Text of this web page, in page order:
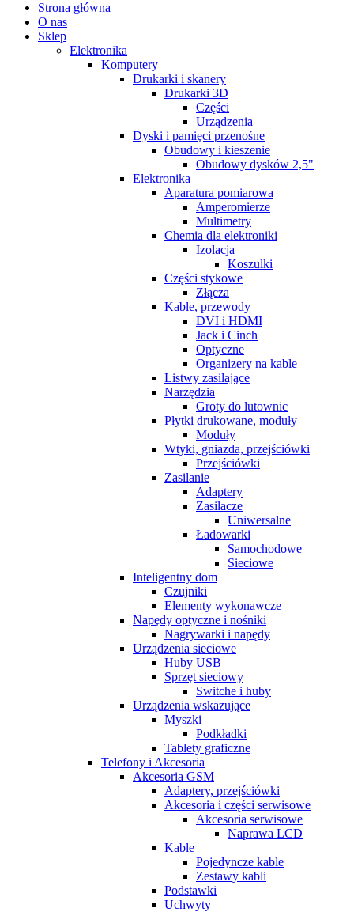
Strona główna
O nas
Sklep
Elektronika
Komputery
Drukarki i skanery
Drukarki 3D
Części
Urządzenia
Dyski i pamięci przenośne
Obudowy i kieszenie
Obudowy dysków 2,5"
Elektronika
Aparatura pomiarowa
Amperomierze
Multimetry
Chemia dla elektroniki
Izolacja
Koszulki
Części stykowe
Złącza
Kable, przewody
DVI i HDMI
Jack i Cinch
Optyczne
Organizery na kable
Listwy zasilające
Narzędzia
Groty do lutownic
Płytki drukowane, moduły
Moduły
Wtyki, gniazda, przejściówki
Przejściówki
Zasilanie
Adaptery
Zasilacze
Uniwersalne
Ładowarki
Samochodowe
Sieciowe
Inteligentny dom
Czujniki
Elementy wykonawcze
Napędy optyczne i nośniki
Nagrywarki i napędy
Urządzenia sieciowe
Huby USB
Sprzęt sieciowy
Switche i huby
Urządzenia wskazujące
Myszki
Podkładki
Tablety graficzne
Telefony i Akcesoria
Akcesoria GSM
Adaptery, przejściówki
Akcesoria i części serwisowe
Akcesoria serwisowe
Naprawa LCD
Kable
Pojedyncze kable
Zestawy kabli
Podstawki
Uchwyty